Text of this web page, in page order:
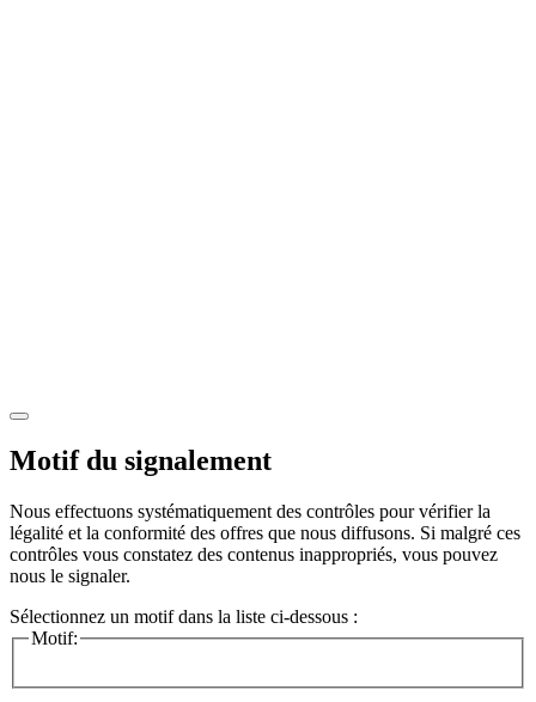
Motif du signalement
Nous effectuons systématiquement des contrôles pour vérifier la
légalité et la conformité des offres que nous diffusons. Si malgré ces
contrôles vous constatez des contenus inappropriés, vous pouvez
nous le signaler.
Sélectionnez un motif dans la liste ci-dessous :
Motif: